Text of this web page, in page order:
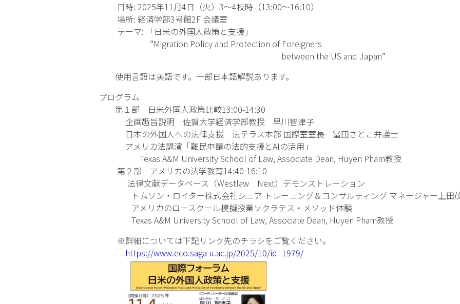
日時: 2025年11月4日（火）3～4校時（13:00～16:10）
場所: 経済学部3号館2F 会議室
テーマ: 「日米の外国人政策と支援」
”Migration Policy and Protection of Foreigners
between the US and Japan”
使用言語は英語です。一部日本語解説あります。
プログラム
第１部 日米外国人政策比較13:00-14:30
企画趣旨説明 佐賀大学経済学部教授 早川智津子
日本の外国人への法律支援 法テラス本部 国際室室長 冨田さとこ弁護士
アメリカ法講演「難民申請の法的支援とAIの活用」
Texas A&M University School of Law, Associate Dean, Huyen Pham教授
第２部 アメリカの法学教育14:40-16:10
法律文献データベース（Westlaw Next）デモンストレーション
トムソン・ロイター株式会社シニア トレーニング＆コンサルティング マネージャー上田
アメリカのロースクール模擬授業ソクラテス・メソッド体験
Texas A&M University School of Law, Associate Dean, Huyen Pham教授
※詳細については下記リンク先のチラシをご覧ください。
https://www.eco.saga-u.ac.jp/2025/10/id=1979/